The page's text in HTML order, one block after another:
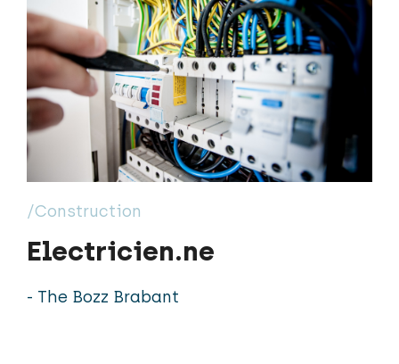
/Construction
Electricien.ne
- The Bozz Brabant